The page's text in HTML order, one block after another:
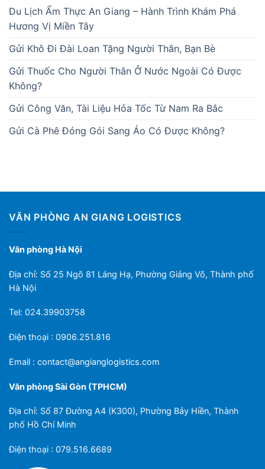
Du Lịch Ẩm Thực An Giang – Hành Trình Khám Phá
Hương Vị Miền Tây
Gửi Khô Đi Đài Loan Tặng Người Thân, Bạn Bè
Gửi Thuốc Cho Người Thân Ở Nước Ngoài Có Được
Không?
Gửi Công Văn, Tài Liệu Hỏa Tốc Từ Nam Ra Bắc
Gửi Cà Phê Đóng Gói Sang Áo Có Được Không?
VĂN PHÒNG AN GIANG LOGISTICS
Văn phòng Hà Nội
Địa chỉ: Số 25 Ngõ 81 Láng Hạ, Phường Giảng Võ, Thành phố
Hà Nội
Tel: 024.39903758
Điện thoại : 0906.251.816
Email : contact@angianglogistics.com
Văn phòng Sài Gòn (TPHCM)
Địa chỉ: Số 87 Đường A4 (K300), Phường Bảy Hiền, Thành
phố Hồ Chí Minh
Điện thoại : 079.516.6689